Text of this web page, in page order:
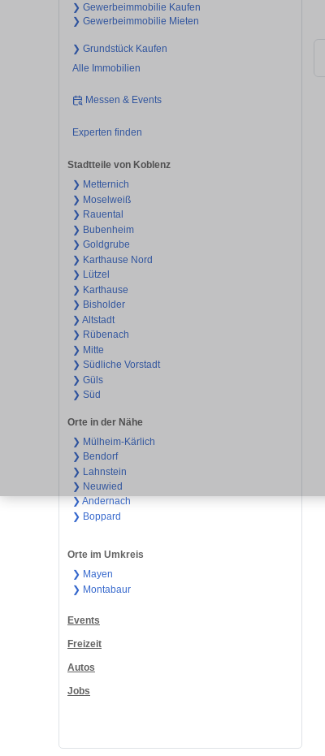
❯ Gewerbeimmobilie Kaufen
❯ Gewerbeimmobilie Mieten
❯ Grundstück Kaufen
Alle Immobilien
Messen & Events
Experten finden
Stadtteile von Koblenz
❯ Metternich
❯ Moselweiß
❯ Rauental
❯ Bubenheim
❯ Goldgrube
❯ Karthause Nord
❯ Lützel
❯ Karthause
❯ Bisholder
❯ Altstadt
❯ Rübenach
❯ Mitte
❯ Südliche Vorstadt
❯ Güls
❯ Süd
Orte in der Nähe
❯ Mülheim-Kärlich
❯ Bendorf
❯ Lahnstein
❯ Neuwied
❯ Andernach
❯ Boppard
Orte im Umkreis
❯ Mayen
❯ Montabaur
Events
Freizeit
Autos
Jobs